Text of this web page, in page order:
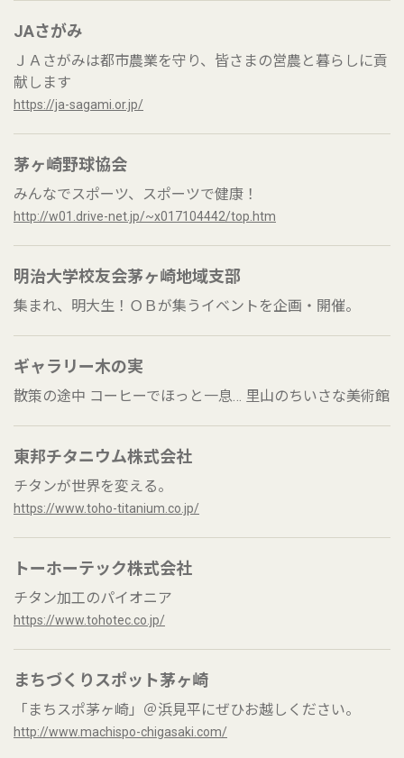
JAさがみ
ＪＡさがみは都市農業を守り、皆さまの営農と暮らしに貢
献します
https://ja-sagami.or.jp/
茅ヶ崎野球協会
みんなでスポーツ、スポーツで健康！
http://w01.drive-net.jp/~x017104442/top.htm
明治大学校友会茅ヶ崎地域支部
集まれ、明大生！ＯＢが集うイベントを企画・開催。
ギャラリー木の実
散策の途中 コーヒーでほっと一息… 里山のちいさな美術館
東邦チタニウム株式会社
チタンが世界を変える。
https://www.toho-titanium.co.jp/
トーホーテック株式会社
チタン加工のパイオニア
https://www.tohotec.co.jp/
まちづくりスポット茅ヶ崎
「まちスポ茅ヶ崎」＠浜見平にぜひお越しください。
http://www.machispo-chigasaki.com/